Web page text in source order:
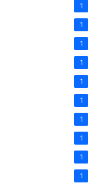
1
1
1
1
1
1
1
1
1
1